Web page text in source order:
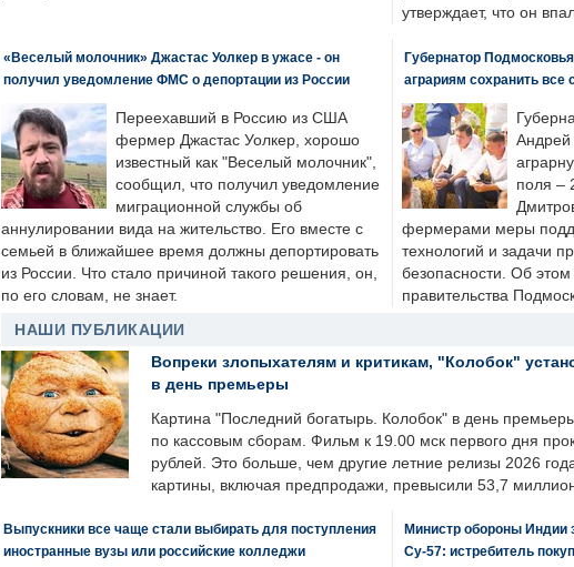
утверждает, что он
«Веселый молочник» Джастас Уолкер в ужасе - он
получил уведомление ФМС о депортации из России
Переехавший в Россию из США
фермер Джастас Уолкер, хорошо
известный как "Веселый молочник",
сообщил, что получил уведомление
миграционной службы об
аннулировании вида на жительство. Его вместе с
семьей в ближайшее время должны депортировать
из России. Что стало причиной такого решения, он,
по его словам, не знает.
Губернатор
аграриям сохранить все
Андрей
поля –
фермерами меры
технологий и задачи
безопасности. Об
правительства
НАШИ ПУБЛИКАЦИИ
Вопреки злопыхателям и критикам, "Колобок"
в день премьеры
Картина "Последний богатырь. Колобок" в день
по кассовым сборам. Фильм к 19.00 мск первого дня
рублей. Это больше, чем другие летние релизы 2026
картины, включая предпродажи, превысили 53,7
Выпускники все чаще стали выбирать для поступления
иностранные вузы или российские колледжи
Министр обороны Индии
Су-57: истребитель